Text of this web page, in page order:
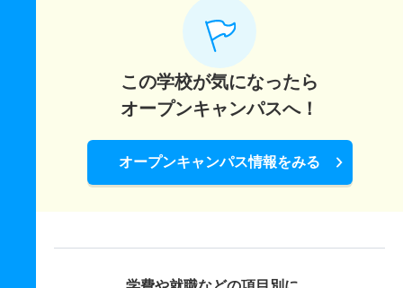
この学校が気になったら
オープンキャンパスへ！
オープンキャンパス情報をみる